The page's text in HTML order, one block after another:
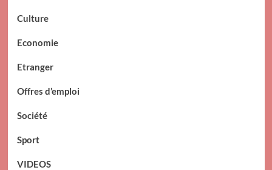
Culture
Economie
Etranger
Offres d’emploi
Société
Sport
VIDEOS